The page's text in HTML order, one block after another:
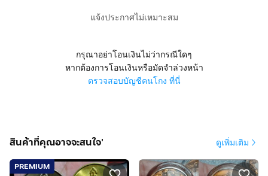
แจ้งประกาศไม่เหมาะสม
กรุณาอย่าโอนเงินไม่ว่ากรณีใดๆ
หากต้องการโอนเงินหรือมัดจำล่วงหน้า
ตรวจสอบบัญชีคนโกง ที่นี่
สินค้าที่คุณอาจจะสนใจ' ดูเพิ่มเติม
PREMIUM